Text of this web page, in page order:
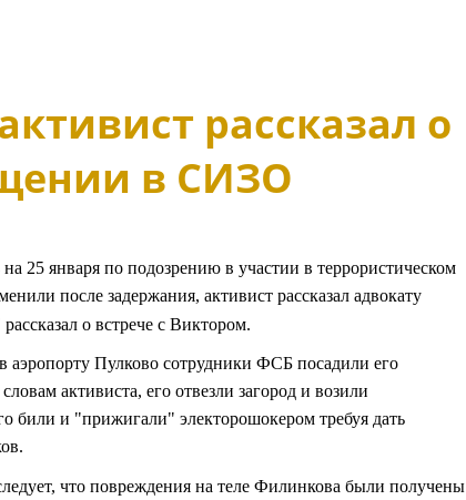
рассказал о
в СИЗО
25 января по подозрению в участии в террористическом
после задержания, активист рассказал адвокату
рассказал о встрече с Виктором.
аэропорту Пулково сотрудники ФСБ посадили его
активиста, его отвезли загород и возили
били и "прижигали" электорошокером требуя дать
что повреждения на теле Филинкова были получены